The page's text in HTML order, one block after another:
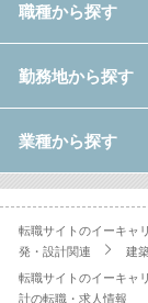
職種から探す
勤務地から探す
業種から探す
転職サイトのイーキャ
発・設計関連
建
転職サイトのイーキャ
計の転職・求人情報